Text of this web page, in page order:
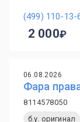
(499) 110-13-
2 000
06.08.2026
Фара
8114578050
б.у. оригинал